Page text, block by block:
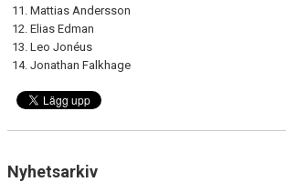
Mattias Andersson
Elias Edman
Leo Jonéus
Jonathan Falkhage
Nyhetsarkiv